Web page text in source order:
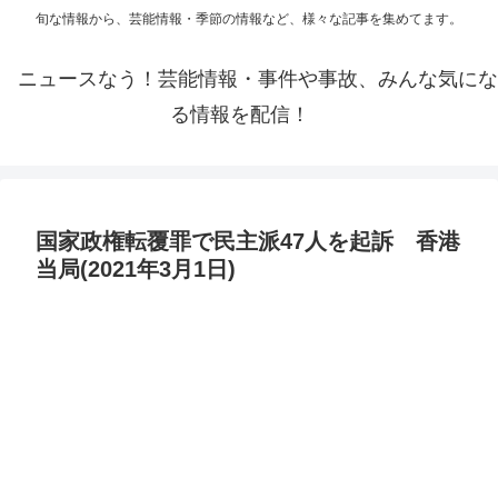
旬な情報から、芸能情報・季節の情報など、様々な記事を集めてます。
ニュースなう！芸能情報・事件や事故、みんな気にな
る情報を配信！
国家政権転覆罪で民主派47人を起訴 香港
当局(2021年3月1日)